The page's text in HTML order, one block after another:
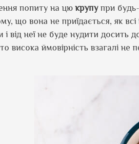
попиту на цю крупупри будь-
що вона не приїдається, як всі
і від неї не буде нудити
висока ймовірність взагалі не